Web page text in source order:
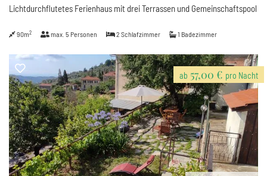
Lichtdurchflutetes Ferienhaus mit drei Terrassen und Gemeinschaftspool
90m2 max. 5 Personen 2 Schlafzimmer 1 Badezimmer
ab 57,00 € pro Nacht